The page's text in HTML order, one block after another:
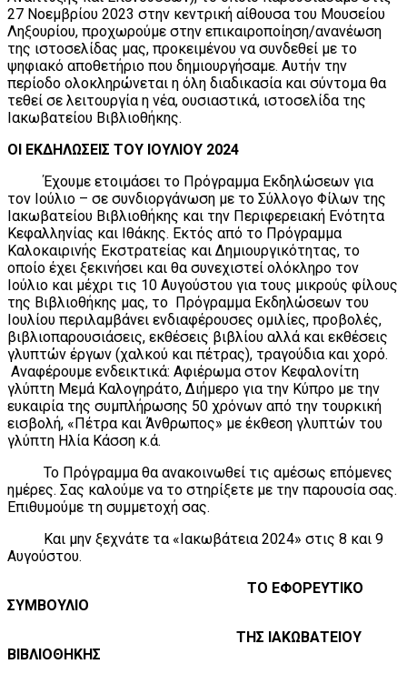
27 Νοεμβρίου 2023 στην κεντρική αίθουσα του Μουσείου
Ληξουρίου, προχωρούμε στην επικαιροποίηση/ανανέωση
της ιστοσελίδας μας, προκειμένου να συνδεθεί με το
ψηφιακό αποθετήριο που δημιουργήσαμε. Αυτήν την
περίοδο ολοκληρώνεται η όλη διαδικασία και σύντομα θα
τεθεί σε λειτουργία η νέα, ουσιαστικά, ιστοσελίδα της
Ιακωβατείου Βιβλιοθήκης.
ΟΙ ΕΚΔΗΛΩΣΕΙΣ ΤΟΥ ΙΟΥΛΙΟΥ 2024
Έχουμε ετοιμάσει το Πρόγραμμα Εκδηλώσεων για
τον Ιούλιο – σε συνδιοργάνωση με το Σύλλογο Φίλων της
Ιακωβατείου Βιβλιοθήκης και την Περιφερειακή Ενότητα
Κεφαλληνίας και Ιθάκης. Εκτός από το Πρόγραμμα
Καλοκαιρινής Εκστρατείας και Δημιουργικότητας, το
οποίο έχει ξεκινήσει και θα συνεχιστεί ολόκληρο τον
Ιούλιο και μέχρι τις 10 Αυγούστου για τους μικρούς φίλους
της Βιβλιοθήκης μας, το Πρόγραμμα Εκδηλώσεων του
Ιουλίου περιλαμβάνει ενδιαφέρουσες ομιλίες, προβολές,
βιβλιοπαρουσιάσεις, εκθέσεις βιβλίου αλλά και εκθέσεις
γλυπτών έργων (χαλκού και πέτρας), τραγούδια και χορό.
Αναφέρουμε ενδεικτικά: Αφιέρωμα στον Κεφαλονίτη
γλύπτη Μεμά Καλογηράτο, Διήμερο για την Κύπρο με την
ευκαιρία της συμπλήρωσης 50 χρόνων από την τουρκική
εισβολή, «Πέτρα και Άνθρωπος» με έκθεση γλυπτών του
γλύπτη Ηλία Κάσση κ.ά.
Το Πρόγραμμα θα ανακοινωθεί τις αμέσως επόμενες
ημέρες. Σας καλούμε να το στηρίξετε με την παρουσία σας.
Επιθυμούμε τη συμμετοχή σας.
Και μην ξεχνάτε τα «Ιακωβάτεια 2024» στις 8 και 9
Αυγούστου.
ΤΟ ΕΦΟΡΕΥΤΙΚΟ
ΣΥΜΒΟΥΛΙΟ
ΤΗΣ ΙΑΚΩΒΑΤΕΙΟΥ
ΒΙΒΛΙΟΘΗΚΗΣ